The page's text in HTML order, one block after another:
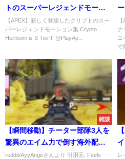
トのスーパーレジェンドモーシ
ョン集
【APEX】新しく登場したクリプトのスー
パーレジェンドモーション集 Crypto
Heirloom is S Tier!!! @PlayAp...
ナ
エ
で
雑談
【瞬間移動】チーター部隊3人を
驚異のエイム力で倒す海外配信
者
reddit/AyyAngeさんより 引用元: Feels
レ